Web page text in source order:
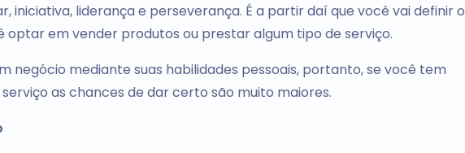
iniciativa, liderança e perseverança. É a partir daí que você vai definir o
optar em vender produtos ou prestar algum tipo de serviço.
negócio mediante suas habilidades pessoais, portanto, se você tem
as chances de dar certo são muito maiores.